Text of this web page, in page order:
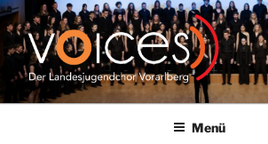
Zum
Inhalt
springen
VOICES |
Menü